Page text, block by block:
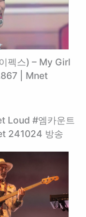
펙스) – My Girl
| Mnet
Loud #엠카운트
241024 방송